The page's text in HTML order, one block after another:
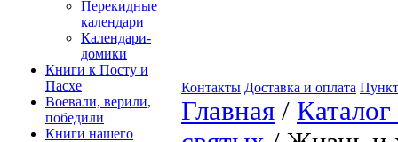
Перекидные
календари
Календари-
домики
Книги к Посту и
Пасхе
Воевали, верили,
победили
Книги нашего
Контакты Доставка и оплата
Главная /